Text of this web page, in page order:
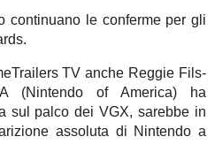
continuano le conferme per gli
TV anche Reggie Fils-
(Nintendo of America) ha
sul palco dei VGX, sarebbe in
assoluta di Nintendo a